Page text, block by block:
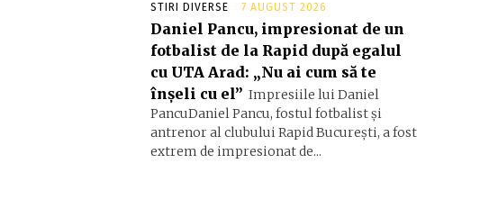
STIRI DIVERSE 7 AUGUST 2026
Daniel Pancu, impresionat de un
fotbalist de la Rapid după egalul
cu UTA Arad: „Nu ai cum să te
înșeli cu el” Impresiile lui Daniel
PancuDaniel Pancu, fostul fotbalist și
antrenor al clubului Rapid București, a fost
extrem de impresionat de...